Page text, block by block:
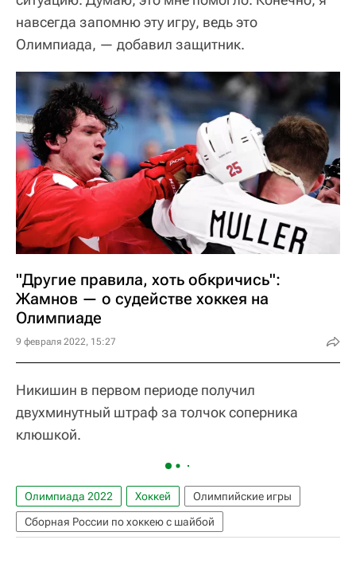
навсегда запомню эту игру, ведь это
Олимпиада, — добавил защитник.
"Другие правила, хоть обкричись":
Жамнов — о судействе хоккея на
Олимпиаде
9 февраля 2022, 15:27
Никишин в первом периоде получил
двухминутный штраф за толчок соперника
клюшкой.
Олимпиада 2022 Хоккей
Олимпийские игры
Сборная России по хоккею с шайбой